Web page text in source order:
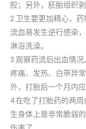
腔；另外，胚胎组织
2.卫生要更加精心，
流血易发生逆行感染
淋浴洗澡。
3.观察药流后出血情
疼痛、发热、白带异
外，打胎后一个月内
4.在吃了打胎药的两
生身体上是非常脆弱